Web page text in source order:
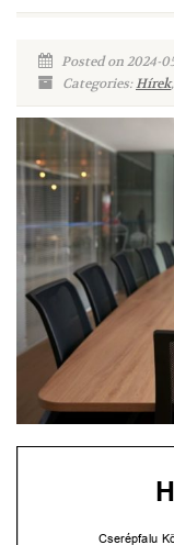
Posted on 2024-
Categories:Hírek,